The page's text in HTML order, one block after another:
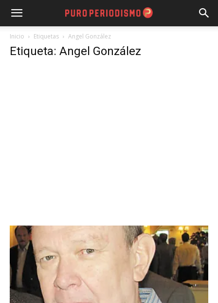
Inicio Etiquetas Angel González
Etiqueta: Angel González